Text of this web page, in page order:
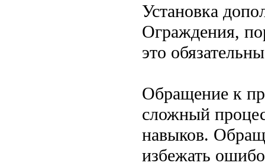
Установка
Ограждения,
это
Обращение к
сложный
навыков.
избежать